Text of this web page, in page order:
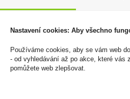
Nastavení cookies: Aby všechno
Používáme cookies, aby se vám web
- od vyhledávání až po akce, které vás
pomůžete web zlepšovat.